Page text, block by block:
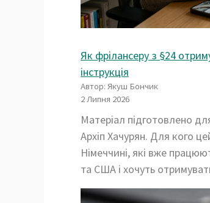
Як фрілансеру з §24
інструкція
Автор: Якуш Бончик
2 Липня 2026
Матеріал підготовлено
Архіп Хачурян. Для кого
Німеччині, які вже
та США і хочуть